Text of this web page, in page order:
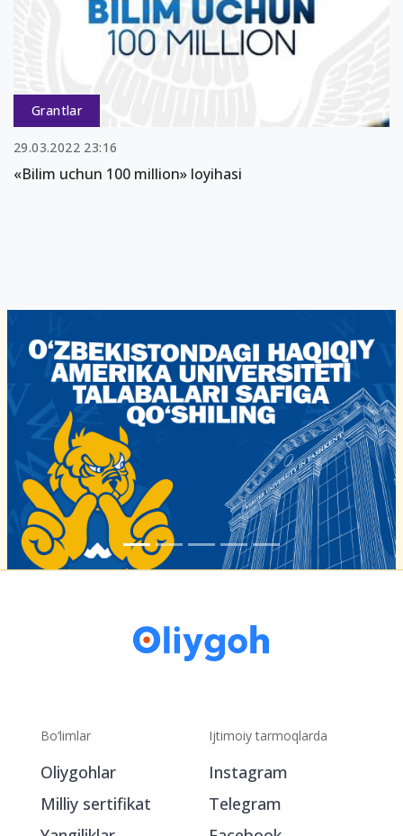
Grantlar
29.03.2022 23:16
«Bilim uchun 100 million» loyihasi
Bo‘limlar
Oliygohlar
Milliy sertifikat
Ijtimoiy tarmoqlarda
Instagram
Telegram